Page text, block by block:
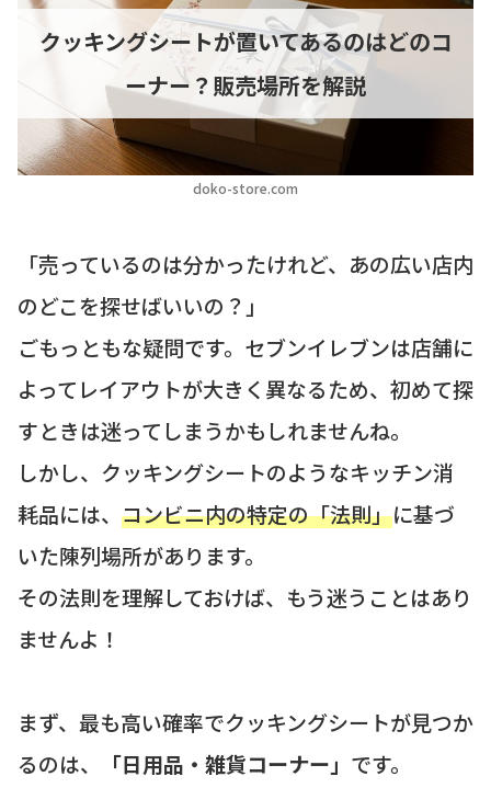
doko-store.com
クッキングシートが置いてあるのはどのコ
ーナー？販売場所を解説
「売っているのは分かったけれど、あの広い店内
のどこを探せばいいの？」
ごもっともな疑問です。セブンイレブンは店舗に
よってレイアウトが大きく異なるため、初めて探
すときは迷ってしまうかもしれませんね。
しかし、クッキングシートのようなキッチン消
耗品には、 コンビニ内の特定の「法則」に基づ
いた陳列場所があります。
その法則を理解しておけば、もう迷うことはあり
ませんよ！
まず、最も高い確率でクッキングシートが見つか
るのは、
「日用品・雑貨コーナー」 です。